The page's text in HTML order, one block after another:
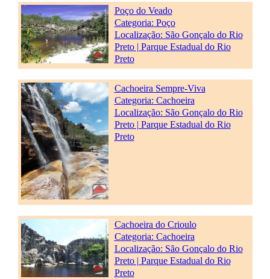
Poço do Veado
Categoria: Poço
Localização: São Gonçalo do Rio
Preto | Parque Estadual do Rio
Preto
Cachoeira Sempre-Viva
Categoria: Cachoeira
Localização: São Gonçalo do Rio
Preto | Parque Estadual do Rio
Preto
Cachoeira do Crioulo
Categoria: Cachoeira
Localização: São Gonçalo do Rio
Preto | Parque Estadual do Rio
Preto